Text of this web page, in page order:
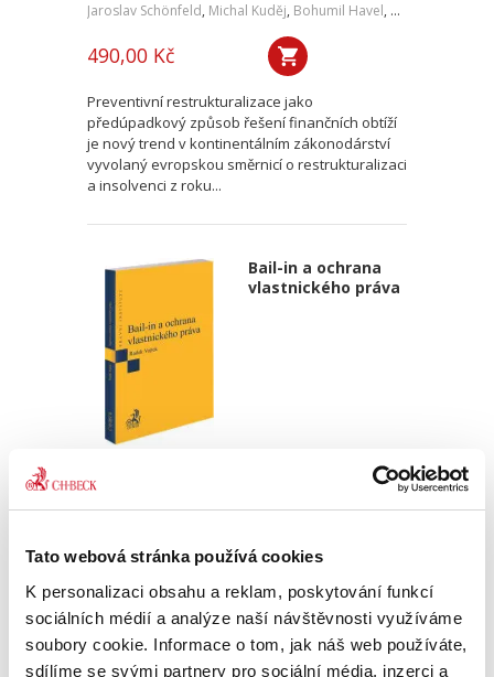
Tato webová stránka používá cookies
K personalizaci obsahu a reklam, poskytování funkcí
sociálních médií a analýze naší návštěvnosti využíváme
soubory cookie. Informace o tom, jak náš web používáte,
sdílíme se svými partnery pro sociální média, inzerci a
Jaroslav Schönfeld, Michal Kuděj, Bohumil Havel, Petr Sprinz
490,00 Kč
Preventivní restrukturalizace jako
předúpadkový způsob řešení finančních obtíží
je nový trend v kontinentálním zákonodárství
vyvolaný evropskou směrnicí o restrukturalizaci
a insolvenci z roku...
Bail-in a ochrana
vlastnického práva
490,00 Kč
Monografie pojednává o ochraně vlastnického
řešení selhání – (před)úpadkové situace
finančních institucí (především bank) a je na
českém trhu první...